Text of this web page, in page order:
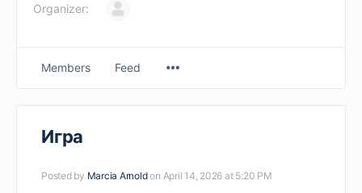
Organizer:
Members Feed
Игра
Posted by Marcia Arnoldon April 14, 2026 at 5:20 PM